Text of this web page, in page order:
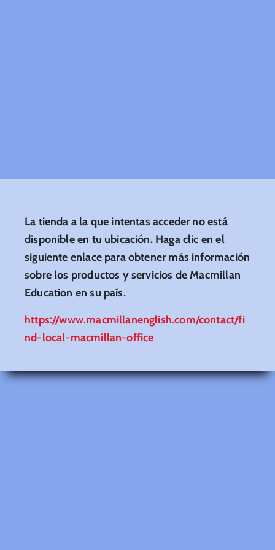
La tienda a la que intentas acceder no está
disponible en tu ubicación. Haga clic en el
siguiente enlace para obtener más información
sobre los productos y servicios de Macmillan
Education en su país.
https://www.macmillanenglish.com/contact/fi
nd-local-macmillan-office